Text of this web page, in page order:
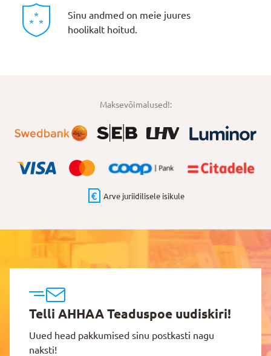
Sinu andmed on meie juures
hoolikalt hoitud.
Maksevõimalused!:
Arve juriidilisele isikule
Telli AHHAA Teaduspoe uudiskiri!
Uued head pakkumised sinu postkasti nagu
naksti!